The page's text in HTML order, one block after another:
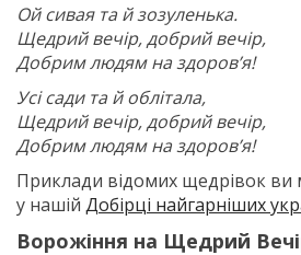
Ой сивая та й зозуленька.
Щедрий вечір, добрий вечір,
Добрим людям на здоров’я!
Усі сади та й облітала,
Щедрий вечір, добрий вечір,
Добрим людям на здоров’я!
Приклади відомих щедрівок
у нашій Добірці найгарніших
Ворожіння на Щедрий